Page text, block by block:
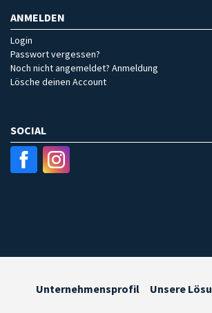
ANMELDEN
Login
Passwort vergessen?
Noch nicht angemeldet? Anmeldung
Lösche deinen Account
SOCIAL
Unternehmensprofil Unsere